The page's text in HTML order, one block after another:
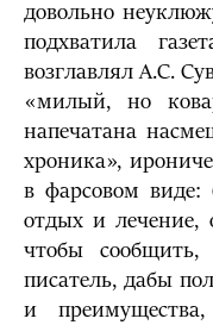
довольно
подхватила
возглавлял А.С.
«милый, но
напечатана
хроника»,
в фарсовом виде:
отдых и лечение,
чтобы
писатель, дабы
и